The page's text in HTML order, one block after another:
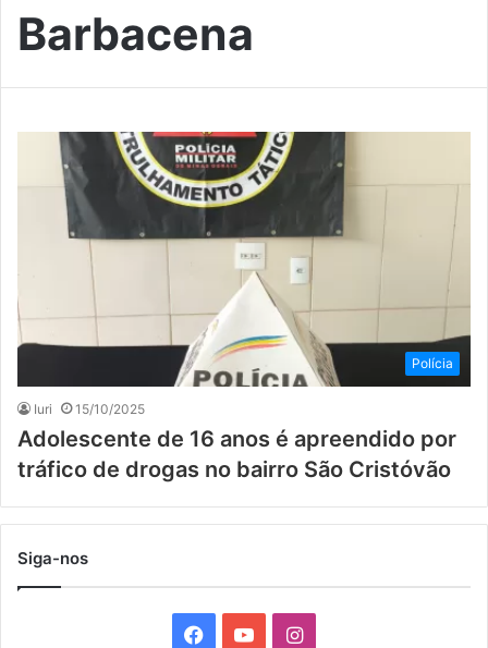
Barbacena
Polícia
Iuri 15/10/2025
Adolescente de 16 anos é apreendido por
tráfico de drogas no bairro São Cristóvão
Siga-nos
I